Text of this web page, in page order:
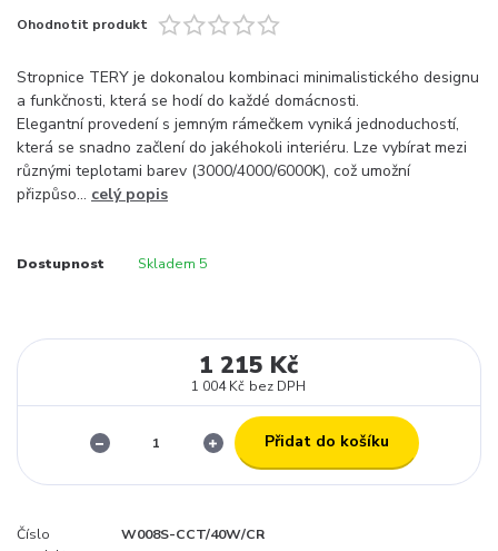
Ohodnotit produkt
Stropnice TERY je dokonalou kombinaci minimalistického designu
a funkčnosti, která se hodí do každé domácnosti.
Elegantní provedení s jemným rámečkem vyniká jednoduchostí,
která se snadno začlení do jakéhokoli interiéru. Lze vybírat mezi
různými teplotami barev (3000/4000/6000K), což umožní
přizpůso... celý popis
Dostupnost Skladem 5
1 215 Kč
1 004 Kč bez DPH
Přidat do košíku
Číslo
W008S-CCT/40W/CR